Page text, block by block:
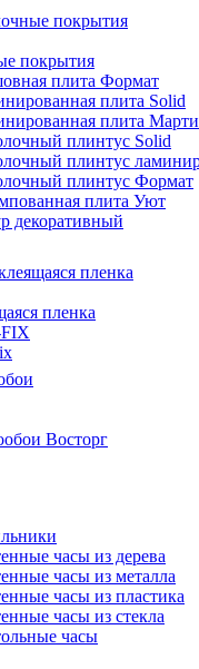
покрытия
покрытия
плита Формат
плита Solid
плита
плинтус Solid
плинтус
плинтус Формат
плита Уют
декоративный
пленка
пленка
Восторг
часы из дерева
часы из металла
часы из пластика
часы из стекла
часы